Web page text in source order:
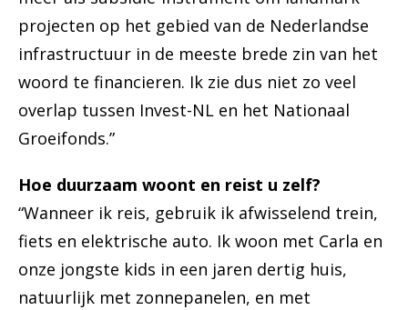
projecten op het gebied van de Nederlandse
infrastructuur in de meeste brede zin van het
woord te financieren. Ik zie dus niet zo veel
overlap tussen Invest-NL en het Nationaal
Groeifonds.”
Hoe duurzaam woont en reist u zelf?
“Wanneer ik reis, gebruik ik afwisselend trein,
fiets en elektrische auto. Ik woon met Carla en
onze jongste kids in een jaren dertig huis,
natuurlijk met zonnepanelen, en met